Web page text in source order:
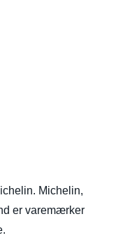
Michelin,
er varemærker